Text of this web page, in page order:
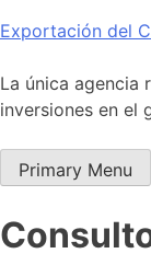
Skip
content
Exportación del
La única agencia
inversiones en el
Primary Menu